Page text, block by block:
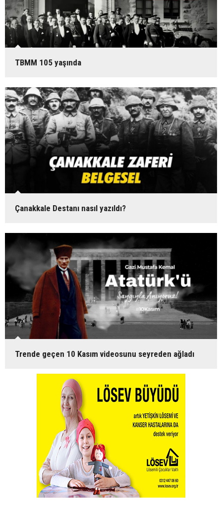
TBMM 105 yaşında
Çanakkale Destanı nasıl yazıldı?
Trende geçen 10 Kasım videosunu seyreden ağladı